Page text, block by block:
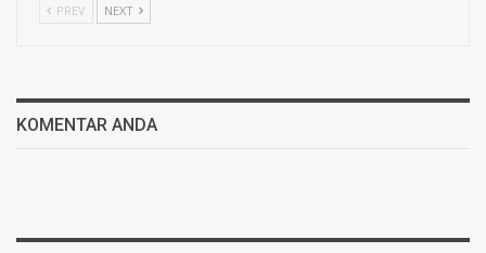
PREV NEXT
KOMENTAR ANDA